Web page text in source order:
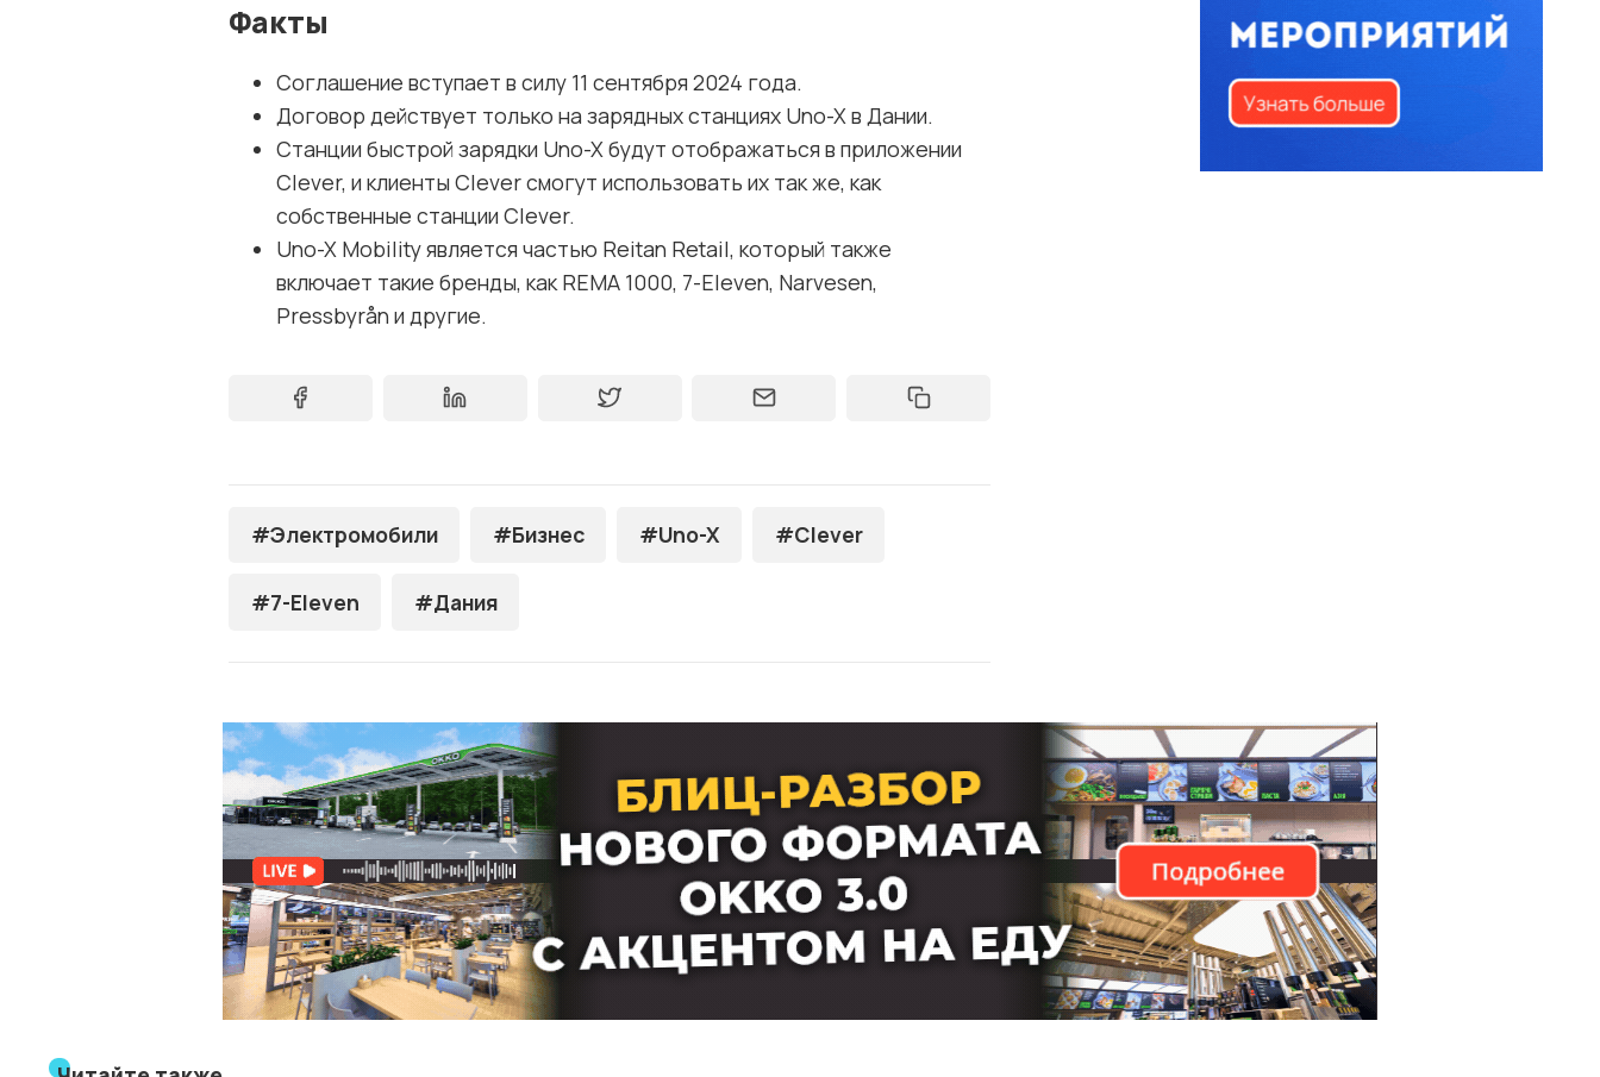
Факты
Соглашение вступает в силу 11 сентября 2024 года.
Договор действует только на зарядных станциях Uno-X в Дании.
Станции быстрой зарядки Uno-X будут отображаться в приложении
Clever, и клиенты Clever смогут использовать их так же, как
собственные станции Clever.
Uno-X Mobility является частью Reitan Retail, который также
включает такие бренды, как REMA 1000, 7-Eleven, Narvesen,
Pressbyrån и другие.
#Электромобили #Бизнес #Uno-X #Clever
#7-Eleven #Дания